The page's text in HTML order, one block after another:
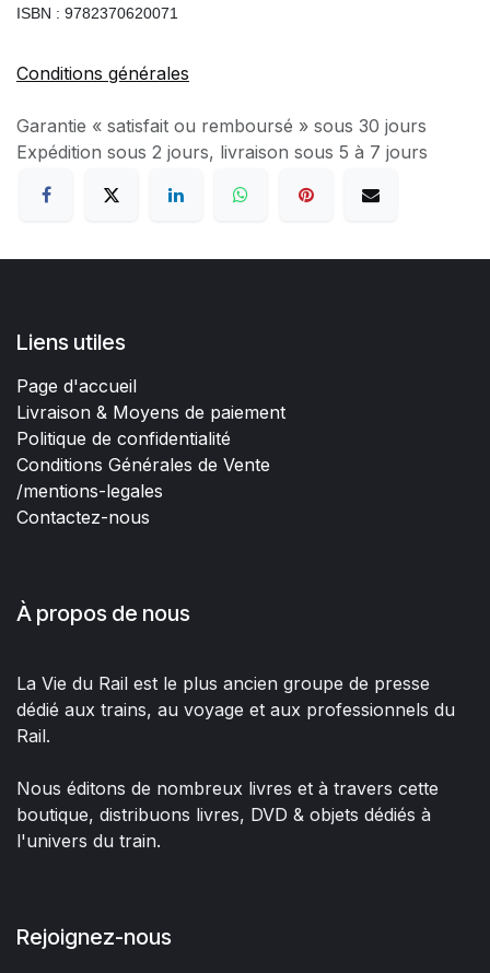
ISBN : 9782370620071
Conditions générales
Garantie « satisfait ou remboursé » sous 30 jours
Expédition sous 2 jours, livraison sous 5 à 7 jours
Liens utiles
Page d'accueil
Livraison & Moyens de paiement
Politique de confidentialité
Conditions Générales de Vente
/mentions-legales
Contactez-nous
À propos de nous
La Vie du Rail est le plus ancien groupe de presse
dédié aux trains, au voyage et aux professionnels du
Rail.
Nous éditons de nombreux livres et à travers cette
boutique, distribuons livres, DVD & objets dédiés à
l'univers du train.
Rejoignez-nous